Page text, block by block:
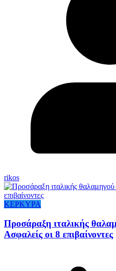
rikos
ΚΕΡΚΥΡΑ
Προσάραξη ιταλικής
Ασφαλείς οι 8 επιβαίνοντες